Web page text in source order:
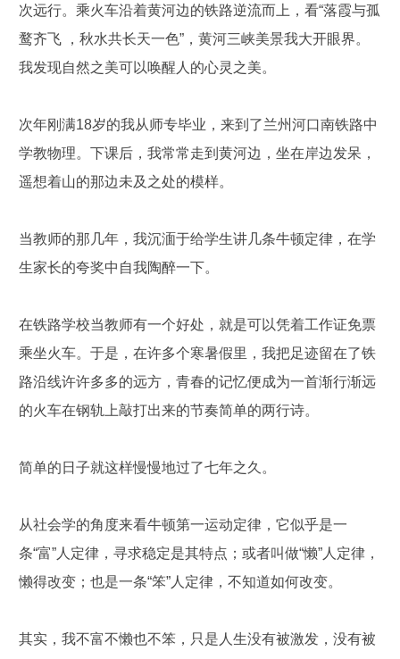
次远行。乘火车沿着黄河边的铁路逆流而上，看“落霞与孤
鹜齐飞 ，秋水共长天一色”，黄河三峡美景我大开眼界。
我发现自然之美可以唤醒人的心灵之美。
次年刚满18岁的我从师专毕业，来到了兰州河口南铁路中
学教物理。下课后，我常常走到黄河边，坐在岸边发呆，
遥想着山的那边未及之处的模样。
当教师的那几年，我沉湎于给学生讲几条牛顿定律，在学
生家长的夸奖中自我陶醉一下。
在铁路学校当教师有一个好处，就是可以凭着工作证免票
乘坐火车。于是，在许多个寒暑假里，我把足迹留在了铁
路沿线许许多多的远方，青春的记忆便成为一首渐行渐远
的火车在钢轨上敲打出来的节奏简单的两行诗。
简单的日子就这样慢慢地过了七年之久。
从社会学的角度来看牛顿第一运动定律，它似乎是一
条“富”人定律，寻求稳定是其特点；或者叫做“懒”人定律，
懒得改变；也是一条“笨”人定律，不知道如何改变。
其实，我不富不懒也不笨，只是人生没有被激发，没有被